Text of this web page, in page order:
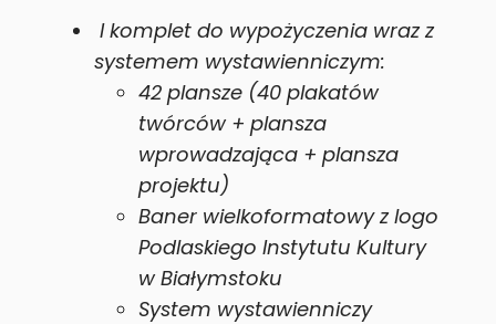
I komplet do wypożyczenia wraz z
systemem wystawienniczym:
42 plansze (40 plakatów
twórców + plansza
wprowadzająca + plansza
projektu)
Baner wielkoformatowy z logo
Podlaskiego Instytutu Kultury
w Białymstoku
System wystawienniczy